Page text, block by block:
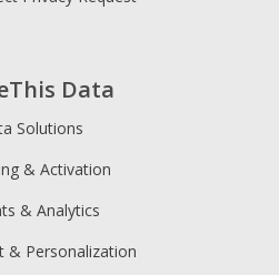
Data
Solutions
& Activation
& Analytics
& Personalization